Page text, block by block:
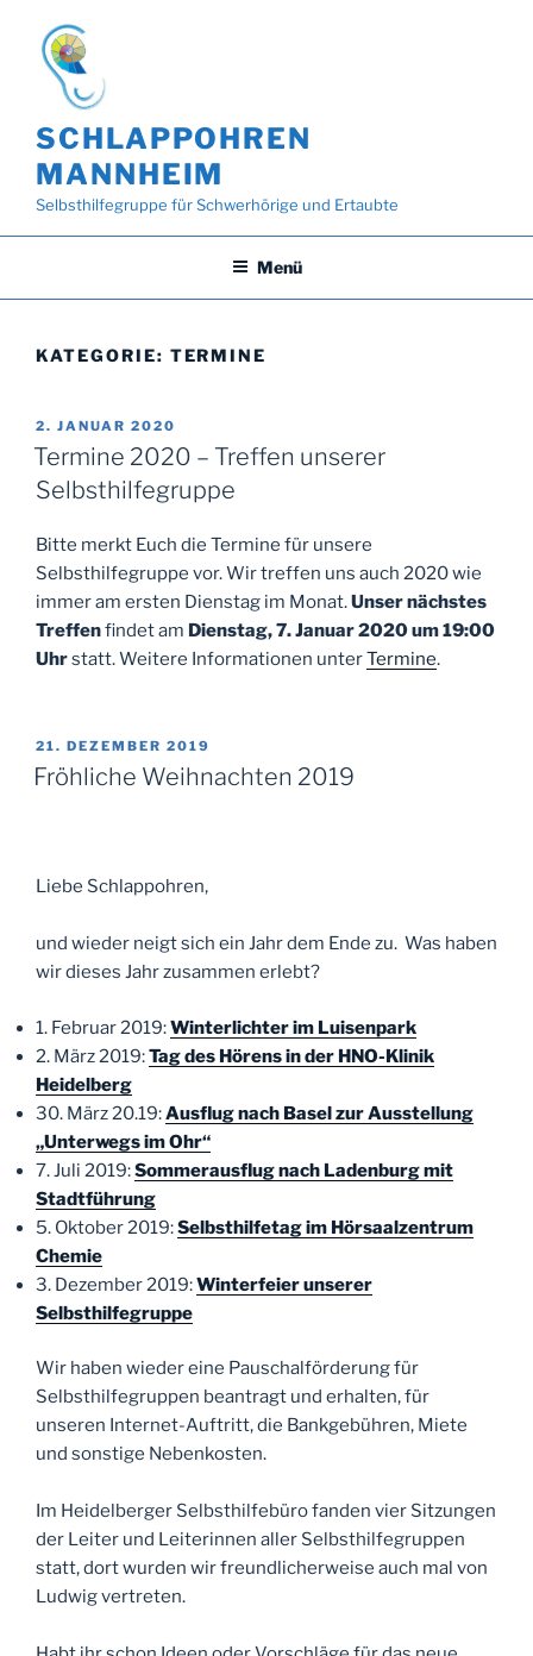
Inhalt
springen
SCHLAPPOHREN
MANNHEIM
Selbsthilfegruppe für Schwerhörige und Ertaubte
Menü
KATEGORIE: TERMINE
VERÖFFENTLICHT
AM
2. JANUAR 2020
Termine 2020 – Treffen unserer
Selbsthilfegruppe
Bitte merkt Euch die Termine für unsere
Selbsthilfegruppe vor. Wir treffen uns auch 2020 wie
immer am ersten Dienstag im Monat.Unser nächstes
Treffenfindet am Dienstag, 7. Januar 2020 um 19:00
Uhrstatt. Weitere Informationen unterTermine.
VERÖFFENTLICHT
AM
21. DEZEMBER 2019
Fröhliche Weihnachten 2019
Liebe Schlappohren,
und wieder neigt sich ein Jahr dem Ende zu. Was haben
wir dieses Jahr zusammen erlebt?
1. Februar 2019:Winterlichter im Luisenpark
2. März 2019:Tag des Hörens in der HNO-Klinik
Heidelberg
30. März 20.19:Ausflug nach Basel zur Ausstellung
„Unterwegs im Ohr“
7. Juli 2019:Sommerausflug nach Ladenburg mit
Stadtführung
5. Oktober 2019:Selbsthilfetag im Hörsaalzentrum
Chemie
3. Dezember 2019:Winterfeier unserer
Selbsthilfegruppe
Wir haben wieder eine Pauschalförderung für
Selbsthilfegruppen beantragt und erhalten, für
unseren Internet-Auftritt, die Bankgebühren, Miete
und sonstige Nebenkosten.
Im Heidelberger Selbsthilfebüro fanden vier Sitzungen
der Leiter und Leiterinnen aller Selbsthilfegruppen
statt, dort wurden wir freundlicherweise auch mal von
Ludwig vertreten.